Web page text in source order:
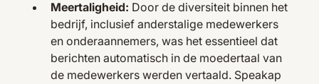
Meertaligheid: Door de diversiteit binnen het
bedrijf, inclusief anderstalige medewerkers
en onderaannemers, was het essentieel dat
berichten automatisch in de moedertaal van
de medewerkers werden vertaald. Speakap